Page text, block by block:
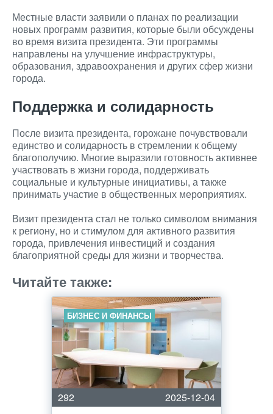
Местные власти заявили о планах по реализации
новых программ развития, которые были обсуждены
во время визита президента. Эти программы
направлены на улучшение инфраструктуры,
образования, здравоохранения и других сфер жизни
города.
Поддержка и солидарность
После визита президента, горожане почувствовали
единство и солидарность в стремлении к общему
благополучию. Многие выразили готовность активнее
участвовать в жизни города, поддерживать
социальные и культурные инициативы, а также
принимать участие в общественных мероприятиях.
Визит президента стал не только символом внимания
к региону, но и стимулом для активного развития
города, привлечения инвестиций и создания
благоприятной среды для жизни и творчества.
Читайте также:
БИЗНЕС И ФИНАНСЫ
292
2025-12-04